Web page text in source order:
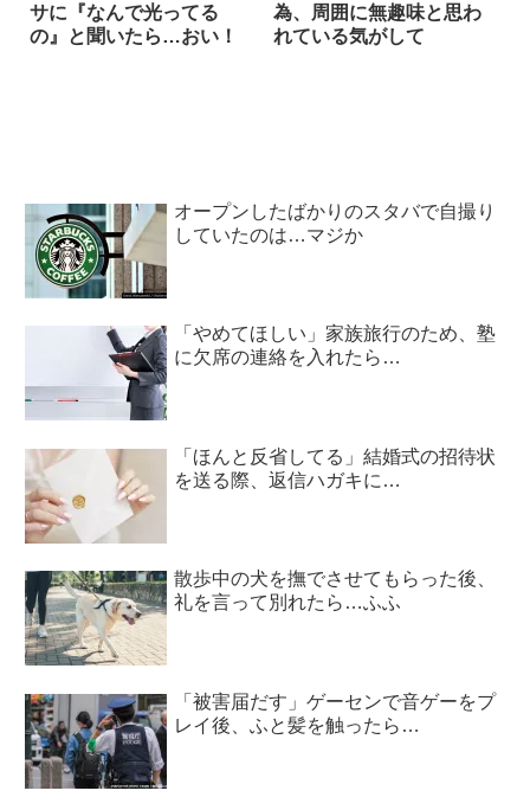
サに『なんで光ってる
の』と聞いたら…おい！
為、周囲に無趣味と思わ
れている気がして
オープンしたばかりのスタバで自撮り
していたのは…マジか
「やめてほしい」家族旅行のため、塾
に欠席の連絡を入れたら…
「ほんと反省してる」結婚式の招待状
を送る際、返信ハガキに…
散歩中の犬を撫でさせてもらった後、
礼を言って別れたら…ふふ
「被害届だす」ゲーセンで音ゲーをプ
レイ後、ふと髪を触ったら…